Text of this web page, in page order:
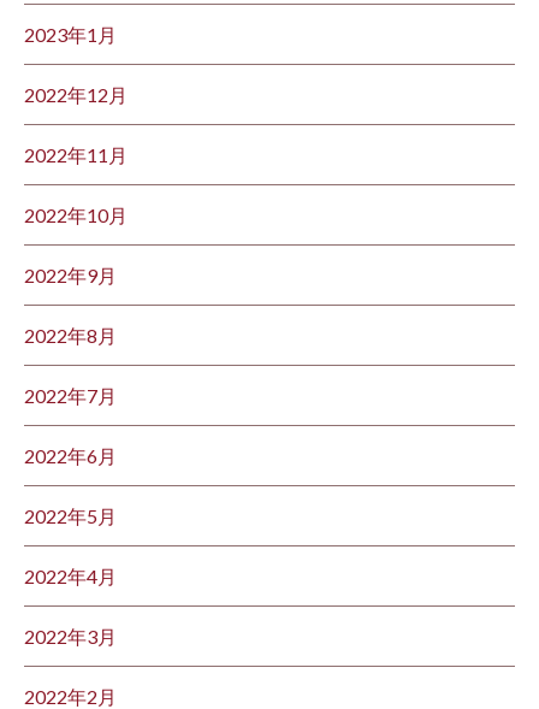
2023年1月
2022年12月
2022年11月
2022年10月
2022年9月
2022年8月
2022年7月
2022年6月
2022年5月
2022年4月
2022年3月
2022年2月